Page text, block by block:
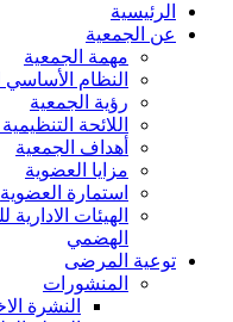
الرئيسية
عن الجمعية
مهمة الجمعية
النظام الأساسي
رؤية الجمعية
اللائحة
أهداف الجمعية
مزايا العضوية
استمارة العضوية
الهيئات
الهضمي
توعية المرضى
المنشورات
النشرة